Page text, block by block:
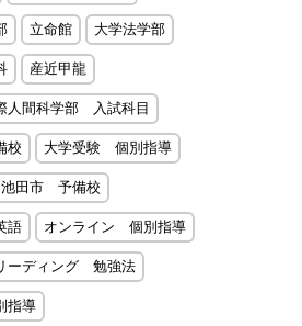
立命館 大学法学部
産近甲龍
間科学部 入試科目
校 大学受験 個別指導
池田市 予備校
語 オンライン 個別指導
ーディング 勉強法
指導